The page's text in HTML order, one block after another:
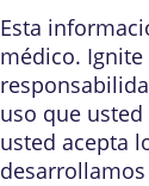
Esta
médico. Ignite
uso que
usted acepta